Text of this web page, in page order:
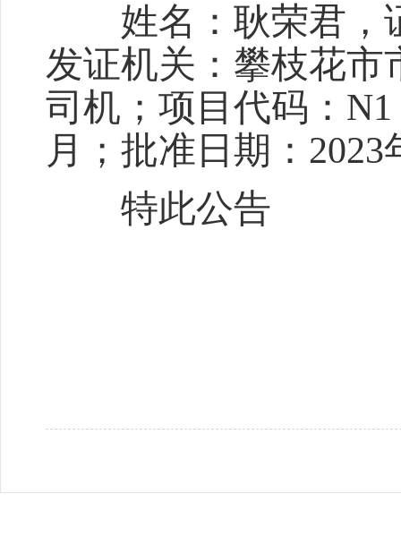
姓名：耿荣君，
发证机关：攀枝花市
司机；项目代码：
月；批准日期：2023
特此公告